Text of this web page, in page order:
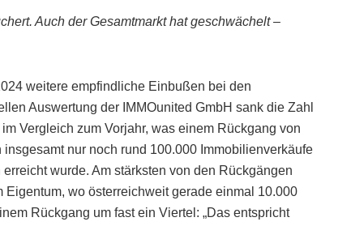
Auch der Gesamtmarkt hat geschwächelt –
weitere empfindliche Einbußen bei den
Auswertung der IMMOunited GmbH sank die Zahl
Vergleich zum Vorjahr, was einem Rückgang von
nur noch rund 100.000 Immobilienverkäufe
wurde. Am stärksten von den Rückgängen
wo österreichweit gerade einmal 10.000
Rückgang um fast ein Viertel: „Das entspricht